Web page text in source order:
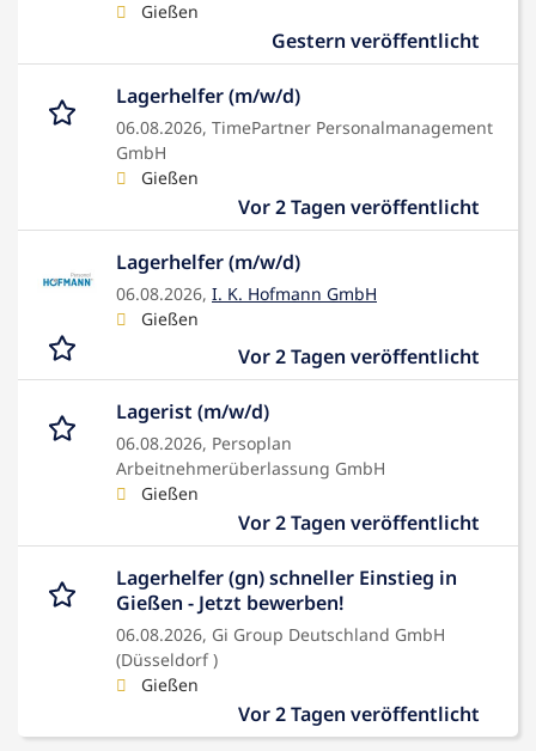
Gießen
Gestern veröffentlicht
Lagerhelfer (m/w/d)
06.08.2026, TimePartner Personalmanagement
GmbH
Gießen
Vor 2 Tagen veröffentlicht
Lagerhelfer (m/w/d)
06.08.2026, I. K. Hofmann GmbH
Gießen
Vor 2 Tagen veröffentlicht
Lagerist (m/w/d)
06.08.2026, Persoplan
Arbeitnehmerüberlassung GmbH
Gießen
Vor 2 Tagen veröffentlicht
Lagerhelfer (gn) schneller Einstieg in
Gießen - Jetzt bewerben!
06.08.2026, Gi Group Deutschland GmbH
(Düsseldorf )
Gießen
Vor 2 Tagen veröffentlicht